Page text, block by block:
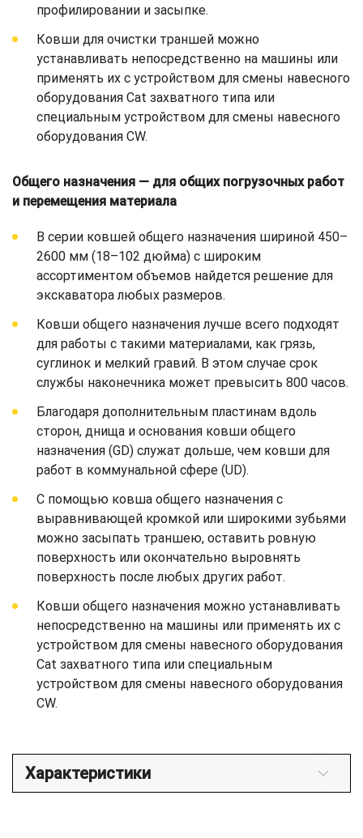
профилировании и засыпке.
Ковши для очистки траншей можно
устанавливать непосредственно на машины или
применять их с устройством для смены навесного
оборудования Cat захватного типа или
специальным устройством для смены навесного
оборудования CW.
Общего назначения — для общих погрузочных работ
и перемещения материала
В серии ковшей общего назначения шириной 450–
2600 мм (18–102 дюйма) с широким
ассортиментом объемов найдется решение для
экскаватора любых размеров.
Ковши общего назначения лучше всего подходят
для работы с такими материалами, как грязь,
суглинок и мелкий гравий. В этом случае срок
службы наконечника может превысить 800 часов.
Благодаря дополнительным пластинам вдоль
сторон, днища и основания ковши общего
назначения (GD) служат дольше, чем ковши для
работ в коммунальной сфере (UD).
С помощью ковша общего назначения с
выравнивающей кромкой или широкими зубьями
можно засыпать траншею, оставить ровную
поверхность или окончательно выровнять
поверхность после любых других работ.
Ковши общего назначения можно устанавливать
непосредственно на машины или применять их с
устройством для смены навесного оборудования
Cat захватного типа или специальным
устройством для смены навесного оборудования
CW.
Характеристики